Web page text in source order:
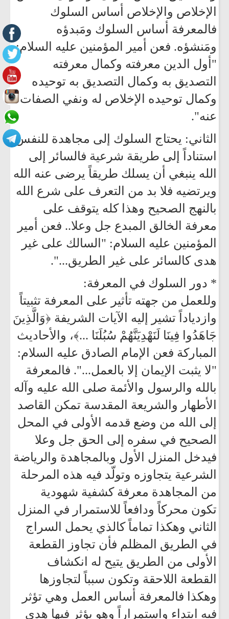
الإخلاص والإخلاص أساس السلوك
فالمعرفة أساس السلوك ومَبدؤه
ومَنشؤه. فعن أمير المؤمنين عليه السلام:
"أول الدين معرفته وكمال معرفته
التصديق به وكمال التصديق به توحيده
وكمال توحيده الإخلاص له ونفي الصفات
عنه".
الثاني: يحتاج السلوك إلى مجاهدة للنفس
استناداً إلى طريقة شرعية فالسائر إلى
الله ينبغي أن يسلك طريقاً يرضى عنه الله
ويرتضيه فلا بد من التعرف على شرع الله
بالنهج الصحيح وهذا كله يتوقف على
معرفة الخالق المبدع جل وعلا.. فعن أمير
المؤمنين عليه السلام: "السالك على غير
هدى كالسائر على غير الطريق...".
* دور السلوك في المعرفة:
وللعمل من جهته تأثير على المعرفة تثبيتاً
وازدياداً تشير إليه الآيات الشريفة ﴿وَالَّذِينَ
جَاهَدُوا فِينَا لَنَهْدِيَنَّهُمْ سُبُلَنَا ...﴾، والأحاديث
المباركة فعن الإمام الصادق عليه السلام:
"لا يثبت الإيمان إلا بالعمل...". فالمعرفة
بالله والرسول والأئمة صلى الله عليه وآله
الأطهار والشريعة المقدسة تمكن القاصد
إلى الله من وضع قدمه الأولى في المحل
الصحيح في سفره إلى الحق جل وعلا
فيدخل المنزل الأول وبالمجاهدة والرياضة
الشرعية يتجاوزه وتولّد فيه هذه المرحلة
من المجاهدة معرفة كشفية شهودية
تكون محركاً ودافعاً للاستمرار في المنزل
الثاني وهكذا تماماً كالذي يحمل السراج
في الطريق المظلم فأن تجاوز القطعة
الأولى من الطريق يتيح له انكشاف
القطعة اللاحقة وتكون سبباً لتجاوزها
وهكذا فالمعرفة أساس العمل وهي تؤثر
فيه ابتداء واستمراراً وهو يؤثر فيها هدى